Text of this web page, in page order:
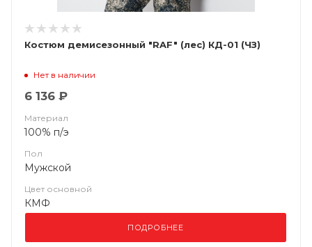
Костюм демисезонный "RAF" (лес) КД-01 (ЧЗ)
Нет в наличии
6 136 ₽
Материал
100% п/э
Пол
Мужской
Цвет основной
КМФ
ПОДРОБНЕЕ